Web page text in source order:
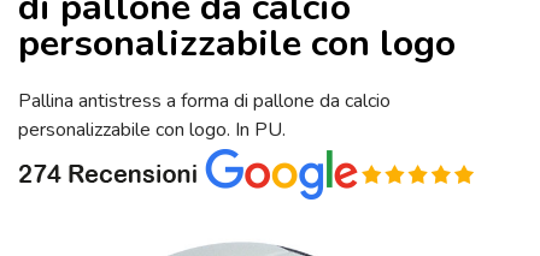
personalizzabile con logo
Pallina antistress a forma di pallone da calcio
personalizzabile con logo. In PU.